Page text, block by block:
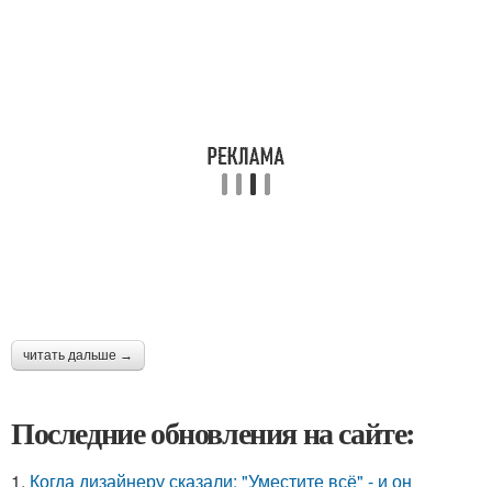
читать дальше →
Последние обновления на сайте:
1. Когда дизайнеру сказали: "Уместите всё" - и он